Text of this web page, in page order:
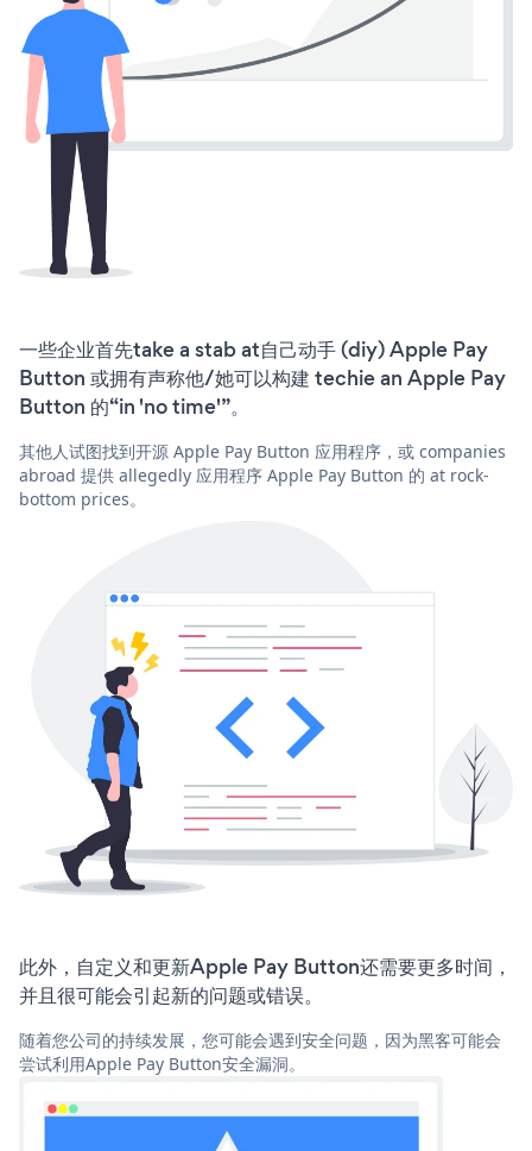
一些企业首先take a stab at自己动手 (diy) Apple Pay
Button 或拥有声称他/她可以构建 techie an Apple Pay
Button 的“in 'no time'”。
其他人试图找到开源 Apple Pay Button 应用程序，或 companies
abroad 提供 allegedly 应用程序 Apple Pay Button 的 at rock-
bottom prices。
此外，自定义和更新Apple Pay Button还需要更多时间，
并且很可能会引起新的问题或错误。
随着您公司的持续发展，您可能会遇到安全问题，因为黑客可能会
尝试利用Apple Pay Button安全漏洞。